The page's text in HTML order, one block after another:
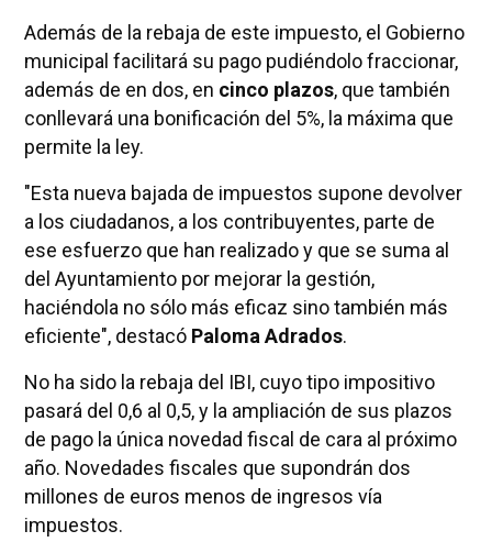
Además de la rebaja de este impuesto, el Gobierno
municipal facilitará su pago pudiéndolo fraccionar,
además de en dos, en cinco plazos, que también
conllevará una bonificación del 5%, la máxima que
permite la ley.
"Esta nueva bajada de impuestos supone devolver
a los ciudadanos, a los contribuyentes, parte de
ese esfuerzo que han realizado y que se suma al
del Ayuntamiento por mejorar la gestión,
haciéndola no sólo más eficaz sino también más
eficiente", destacó Paloma Adrados.
No ha sido la rebaja del IBI, cuyo tipo impositivo
pasará del 0,6 al 0,5, y la ampliación de sus plazos
de pago la única novedad fiscal de cara al próximo
año. Novedades fiscales que supondrán dos
millones de euros menos de ingresos vía
impuestos.